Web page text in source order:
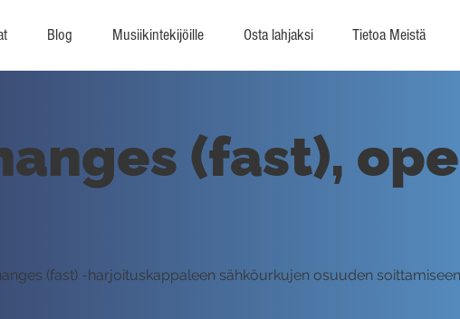
Blog Musiikintekijöille Osta lahjaksi Tietoa Meistä
(fast),
(fast) -harjoituskappaleen sähköurkujen osuuden